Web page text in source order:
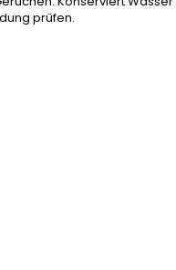
prüfen.